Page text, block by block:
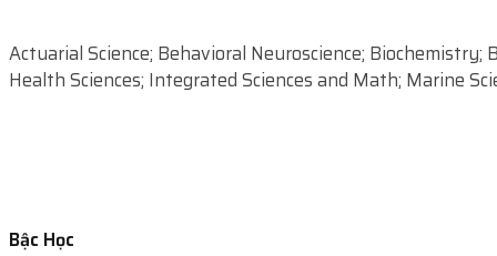
Bậc Học
Actuarial Science; Behavioral Neuroscience; Biochemistry;
Health Sciences; Integrated Sciences and Math; Marine